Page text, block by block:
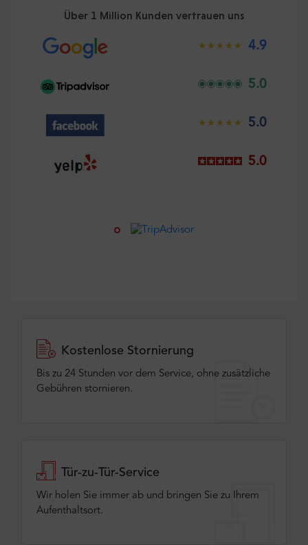
Über 1 Million Kunden vertrauen uns
4.9
5.0
5.0
5.0
Kostenlose Stornierung
Bis zu 24 Stunden vor dem Service, ohne zusätzliche
Gebühren stornieren.
Tür-zu-Tür-Service
Wir holen Sie immer ab und bringen Sie zu Ihrem
Aufenthaltsort.